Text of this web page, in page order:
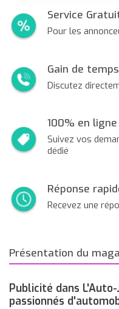
Service
Pour les
Gain de temps
Discutez
100% en ligne
Suivez vos
dédié
Réponse
Recevez une
Présentation du
Publicité dans
passionnés